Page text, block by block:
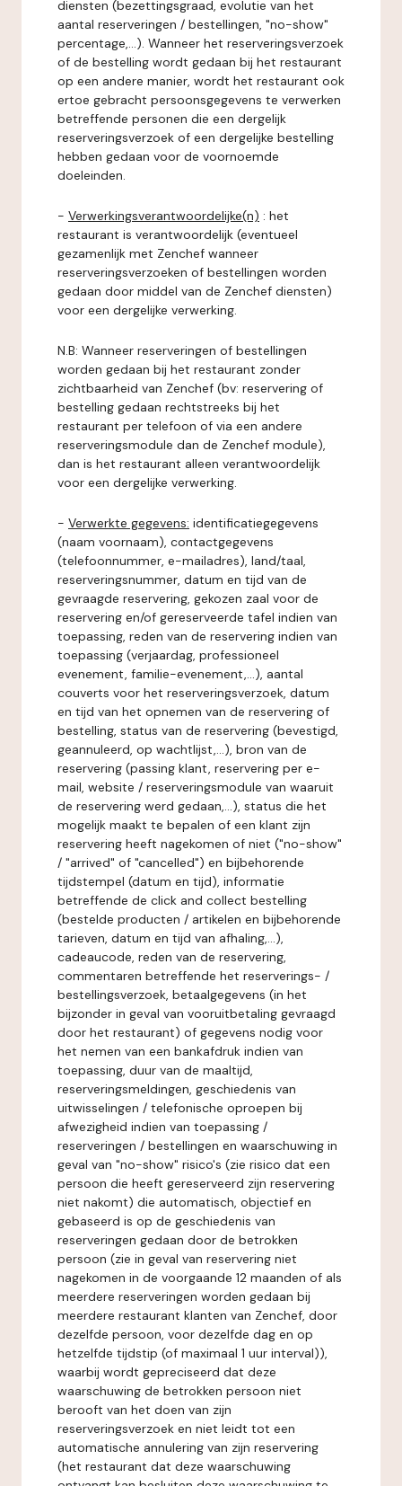
diensten (bezettingsgraad, evolutie van het
aantal reserveringen / bestellingen, "no-show"
percentage,...). Wanneer het reserveringsverzoek
of de bestelling wordt gedaan bij het restaurant
op een andere manier, wordt het restaurant ook
ertoe gebracht persoonsgegevens te verwerken
betreffende personen die een dergelijk
reserveringsverzoek of een dergelijke bestelling
hebben gedaan voor de voornoemde
doeleinden.
- Verwerkingsverantwoordelijke(n) : het
restaurant is verantwoordelijk (eventueel
gezamenlijk met Zenchef wanneer
reserveringsverzoeken of bestellingen worden
gedaan door middel van de Zenchef diensten)
voor een dergelijke verwerking.
N.B: Wanneer reserveringen of bestellingen
worden gedaan bij het restaurant zonder
zichtbaarheid van Zenchef (bv: reservering of
bestelling gedaan rechtstreeks bij het
restaurant per telefoon of via een andere
reserveringsmodule dan de Zenchef module),
dan is het restaurant alleen verantwoordelijk
voor een dergelijke verwerking.
- Verwerkte gegevens: identificatiegegevens
(naam voornaam), contactgegevens
(telefoonnummer, e-mailadres), land/taal,
reserveringsnummer, datum en tijd van de
gevraagde reservering, gekozen zaal voor de
reservering en/of gereserveerde tafel indien van
toepassing, reden van de reservering indien van
toepassing (verjaardag, professioneel
evenement, familie-evenement,...), aantal
couverts voor het reserveringsverzoek, datum
en tijd van het opnemen van de reservering of
bestelling, status van de reservering (bevestigd,
geannuleerd, op wachtlijst,...), bron van de
reservering (passing klant, reservering per e-
mail, website / reserveringsmodule van waaruit
de reservering werd gedaan,...), status die het
mogelijk maakt te bepalen of een klant zijn
reservering heeft nagekomen of niet ("no-show"
/ "arrived" of "cancelled") en bijbehorende
tijdstempel (datum en tijd), informatie
betreffende de click and collect bestelling
(bestelde producten / artikelen en bijbehorende
tarieven, datum en tijd van afhaling,...),
cadeaucode, reden van de reservering,
commentaren betreffende het reserverings- /
bestellingsverzoek, betaalgegevens (in het
bijzonder in geval van vooruitbetaling gevraagd
door het restaurant) of gegevens nodig voor
het nemen van een bankafdruk indien van
toepassing, duur van de maaltijd,
reserveringsmeldingen, geschiedenis van
uitwisselingen / telefonische oproepen bij
afwezigheid indien van toepassing /
reserveringen / bestellingen en waarschuwing in
geval van "no-show" risico's (zie risico dat een
persoon die heeft gereserveerd zijn reservering
niet nakomt) die automatisch, objectief en
gebaseerd is op de geschiedenis van
reserveringen gedaan door de betrokken
persoon (zie in geval van reservering niet
nagekomen in de voorgaande 12 maanden of als
meerdere reserveringen worden gedaan bij
meerdere restaurant klanten van Zenchef, door
dezelfde persoon, voor dezelfde dag en op
hetzelfde tijdstip (of maximaal 1 uur interval)),
waarbij wordt gepreciseerd dat deze
waarschuwing de betrokken persoon niet
berooft van het doen van zijn
reserveringsverzoek en niet leidt tot een
automatische annulering van zijn reservering
(het restaurant dat deze waarschuwing